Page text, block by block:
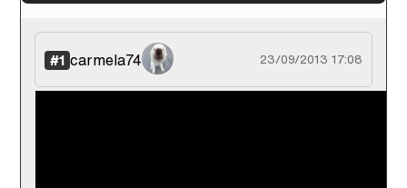
'120 Minutos' celebra sus 2.000 programas en Telemadrid con un vídeo del día a día en la redacción
#1 carmela74 23/09/2013 17:08